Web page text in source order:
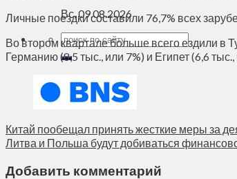
Вс, 09.08.2026
Личные поездки составили 76,7% всех
Во втором квартале больше всего ездили в
Германию (8,5 тыс., или 7%) и Египет (6,6 тыс.,
Китай пообещал принять жесткие меры за
Литва и Польша будут добиваться
Добавить комментарий